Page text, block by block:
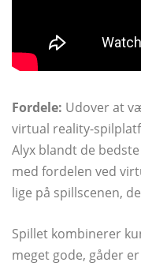
Fordele: Udover at
virtual reality-
Alyx blandt de
med fordelen ved
lige på spillscenen,
Spillet kombinerer
meget gode, gåder